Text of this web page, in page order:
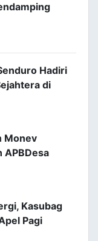
Hadiri
di
Monev
APBDesa
Kasubag
Pagi